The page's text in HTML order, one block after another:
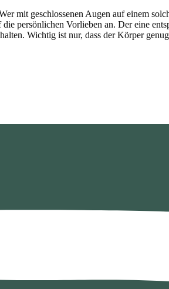
mit geschlossenen Augen auf einem
persönlichen Vorlieben an. Der eine
Wichtig ist nur, dass der Körper